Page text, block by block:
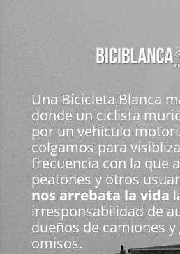
Una Bicicleta Blanca
donde un ciclista
por un vehículo
colgamos para
frecuencia con la que
peatones y otros
nos arrebata la vida
irresponsabilidad de
dueños de camiones
omisos.